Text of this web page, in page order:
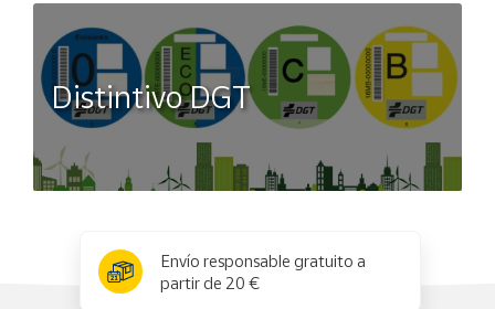
Distintivo DGT
Envío responsable gratuito a
partir de 20 €